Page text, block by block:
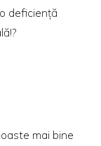
deficiență
mai bine